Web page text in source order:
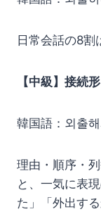
日常会話の8割
【中級】接続
韓国語：외출
理由・順序・
と、一気に表
た」「外出す